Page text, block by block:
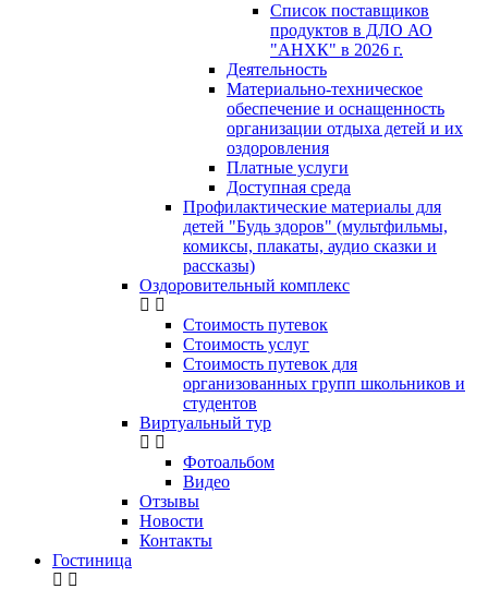
Список поставщиков
продуктов в ДЛО АО
"АНХК" в 2026 г.
Деятельность
Материально-техническое
обеспечение и оснащенность
организации отдыха детей и их
оздоровления
Платные услуги
Доступная среда
Профилактические материалы для
детей "Будь здоров" (мультфильмы,
комиксы, плакаты, аудио сказки и
рассказы)
Оздоровительный комплекс
Стоимость путевок
Стоимость услуг
Стоимость путевок для
организованных групп школьников и
студентов
Виртуальный тур
Фотоальбом
Видео
Отзывы
Новости
Контакты
Гостиница